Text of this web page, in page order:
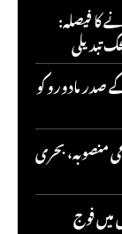
کا فیصلہ:
تبدیلی
صدر مادورو کو
منصوبہ، بحری
میں فوج